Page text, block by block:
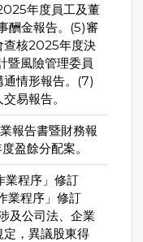
年度員工及董
酬金報告。(5)審
查核2025年度決
暨風險管理委員
情形報告。(7)
易報告。
報告書暨財務報
盈餘分配案。
業程序」修訂
業程序」修訂
及公司法、企業
，異議股東得